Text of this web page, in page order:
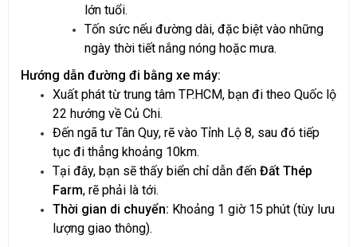
lớn tuổi.
Tốn sức nếu đường dài, đặc biệt vào những
ngày thời tiết nắng nóng hoặc mưa.
Hướng dẫn đường đi bằng xe máy:
Xuất phát từ trung tâm TP.HCM, bạn đi theo Quốc lộ
22 hướng về Củ Chi.
Đến ngã tư Tân Quy, rẽ vào Tỉnh Lộ 8, sau đó tiếp
tục đi thẳng khoảng 10km.
Tại đây, bạn sẽ thấy biển chỉ dẫn đến Đất Thép
Farm, rẽ phải là tới.
Thời gian di chuyển: Khoảng 1 giờ 15 phút (tùy lưu
lượng giao thông).